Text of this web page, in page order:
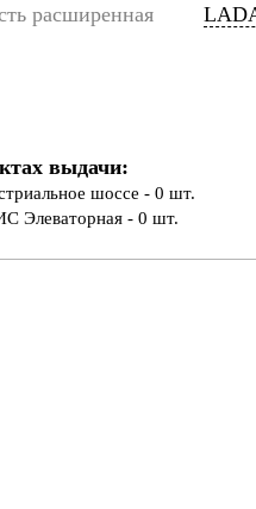
расширенная
выдачи:
шоссе - 0 шт.
Элеваторная - 0 шт.